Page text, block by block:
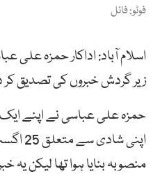
فوٹو: فائل
اسلام آباد: اداکار حمزہ
زیر گردش خبروں کی تصدیق
حمزہ علی عباسی نے اپنے
اپنی
منصوبہ بنایا ہوا تھا لیکن